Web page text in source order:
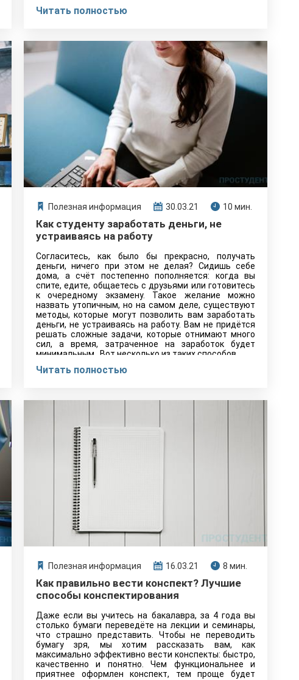
дисциплин, повторяющих школьную программу, едва
системе высшего образования.
Читать полностью
Полезная информация 30.03.21 10 мин.
Как студенту заработать деньги, не
устраиваясь на работу
Согласитесь, как было бы прекрасно, получать
деньги, ничего при этом не делая? Сидишь себе
дома, а счёт постепенно пополняется: когда вы
спите, едите, общаетесь с друзьями или готовитесь
к очередному экзамену. Такое желание можно
назвать утопичным, но на самом деле, существуют
методы, которые могут позволить вам заработать
деньги, не устраиваясь на работу. Вам не придётся
решать сложные задачи, которые отнимают много
сил, а время, затраченное на заработок будет
минимальным. Вот несколько из таких способов.
Читать полностью
Полезная информация 16.03.21 8 мин.
Как правильно вести конспект? Лучшие
способы конспектирования
Даже если вы учитесь на бакалавра, за 4 года вы
столько бумаги переведёте на лекции и семинары,
что страшно представить. Чтобы не переводить
бумагу зря, мы хотим рассказать вам, как
максимально эффективно вести конспекты: быстро,
качественно и понятно. Чем функциональнее и
приятнее оформлен конспект, тем проще будет